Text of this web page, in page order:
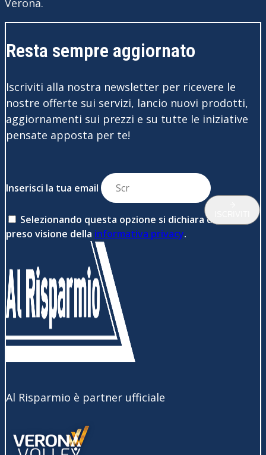
Resta sempre aggiornato
Iscriviti alla nostra newsletter per ricevere le
nostre offerte sui servizi, lancio nuovi prodotti,
aggiornamenti sui prezzi e su tutte le iniziative
pensate apposta per te!
Inserisci la tua email
Selezionando questa opzione si dichiara di aver
preso visione della informativa privacy.
Al Risparmio è partner ufficiale